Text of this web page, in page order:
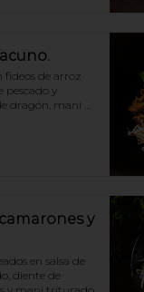
fideos de arroz
pescado y
dragón, maní
y
en salsa de
diente de